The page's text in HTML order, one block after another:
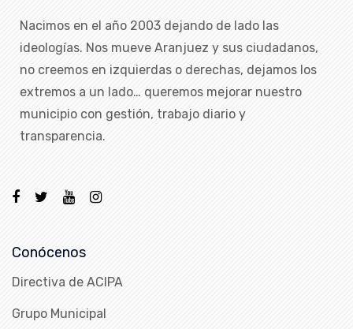
Nacimos en el año 2003 dejando de lado las
ideologías. Nos mueve Aranjuez y sus ciudadanos,
no creemos en izquierdas o derechas, dejamos los
extremos a un lado… queremos mejorar nuestro
municipio con gestión, trabajo diario y
transparencia.
Conócenos
Directiva de ACIPA
Grupo Municipal